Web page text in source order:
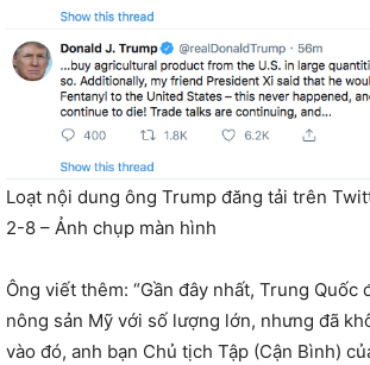
Loạt nội dung ông Trump đăng tải trên
2-8 – Ảnh chụp màn hình
Ông viết thêm: “Gần đây nhất, Trung Quốc
nông sản Mỹ với số lượng lớn, nhưng đã
vào đó, anh bạn Chủ tịch Tập (Cận Bình)